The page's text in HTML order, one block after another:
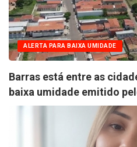
ALERTA PARA BAIXA UMIDADE
Barras está entre as
baixa umidade emitido